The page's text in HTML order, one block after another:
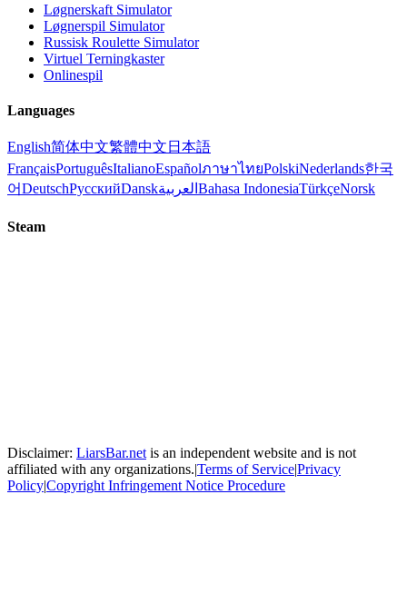
Løgnerskaft Simulator
Løgnerspil Simulator
Russisk Roulette Simulator
Virtuel Terningkaster
Onlinespil
Languages
English简体中文繁體中文 日本語
FrançaisPortuguêsItalianoEspañolภาษาไทยPolskiNederlands한국
어DeutschРусскийDanskالعربية Bahasa IndonesiaTürkçeNorsk
Steam
Disclaimer: LiarsBar.net is an independent website and is not
affiliated with any organizations.|Terms of Service|Privacy
Policy|Copyright Infringement Notice Procedure